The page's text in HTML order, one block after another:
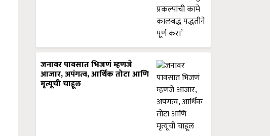
जनावर पावसात भिजणं म्हणजे
आजार, अपंगत्व, आर्थिक तोटा आणि
मृत्यूची चाहूल